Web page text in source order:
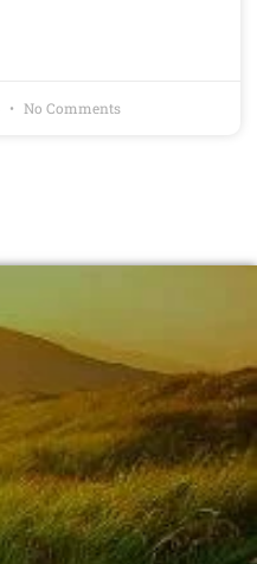
No Comments